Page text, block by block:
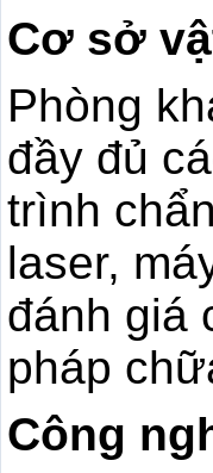
Cơ sở
Phòng
đầy đủ
trình
laser,
đánh giá
pháp
Công